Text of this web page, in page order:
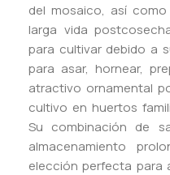
del mosaico, así
larga vida
para cultivar debido a
para asar, hornear,
atractivo ornamental
cultivo en huertos
Su combinación de
almacenamiento
elección perfecta para